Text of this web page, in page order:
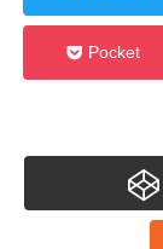
Pocket